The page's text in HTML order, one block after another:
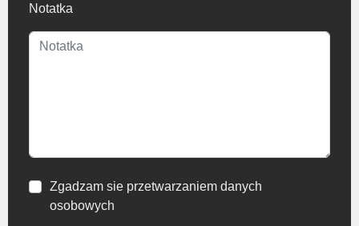
Notatka
Zgadzam sie przetwarzaniem danych
osobowych